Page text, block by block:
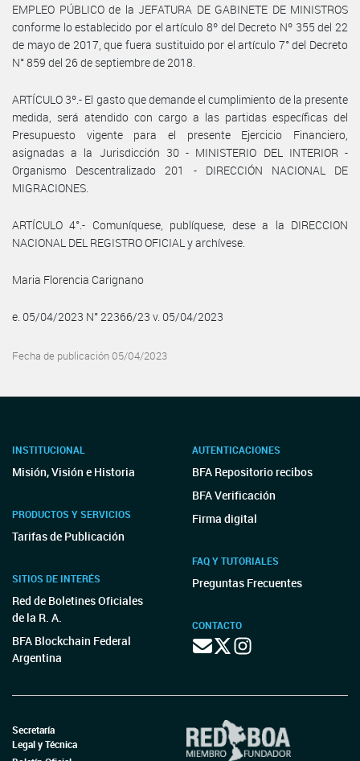
EMPLEO PÚBLICO de la JEFATURA DE GABINETE DE MINISTROS
conforme lo establecido por el artículo 8º del Decreto Nº 355 del 22
de mayo de 2017, que fuera sustituido por el artículo 7° del Decreto
N° 859 del 26 de septiembre de 2018.
ARTÍCULO 3º.- El gasto que demande el cumplimiento de la presente
medida, será atendido con cargo a las partidas específicas del
Presupuesto vigente para el presente Ejercicio Financiero,
asignadas a la Jurisdicción 30 - MINISTERIO DEL INTERIOR -
Organismo Descentralizado 201 - DIRECCIÓN NACIONAL DE
MIGRACIONES.
ARTÍCULO 4°.- Comuníquese, publíquese, dese a la DIRECCION
NACIONAL DEL REGISTRO OFICIAL y archívese.
Maria Florencia Carignano
e. 05/04/2023 N° 22366/23 v. 05/04/2023
Fecha de publicación 05/04/2023
INSTITUCIONAL
Misión, Visión e Historia
PRODUCTOS Y SERVICIOS
Tarifas de Publicación
SITIOS DE INTERÉS
Red de Boletines Oficiales
de la R. A.
BFA Blockchain Federal
Argentina
AUTENTICACIONES
BFA Repositorio recibos
BFA Verificación
Firma digital
FAQ Y TUTORIALES
Preguntas Frecuentes
CONTACTO
Secretaría
Legal y Técnica